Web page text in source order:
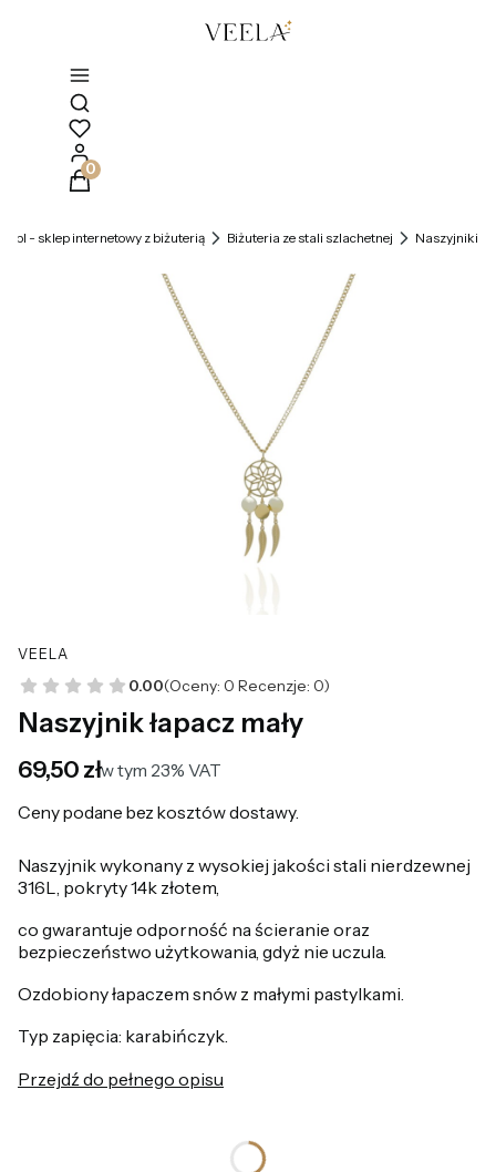
Otwórz wyszukiwarkę
Produkty w koszyku: 0. Zobacz szczegóły
- sklep internetowy z biżuterią Biżuteria ze stali szlachetnej Naszyjniki
VEELA
0.00(Oceny: 0 Recenzje: 0)
Naszyjnik łapacz mały
Cena
69,50 złw tym 23% VAT
w tym 23% VAT
Ceny podane bez kosztów dostawy.
Naszyjnik wykonany z wysokiej jakości stali nierdzewnej
316L, pokryty 14k złotem,
co gwarantuje odporność na ścieranie oraz
bezpieczeństwo użytkowania, gdyż nie uczula.
Ozdobiony łapaczem snów z małymi pastylkami.
Typ zapięcia: karabińczyk.
Przejdź do pełnego opisu